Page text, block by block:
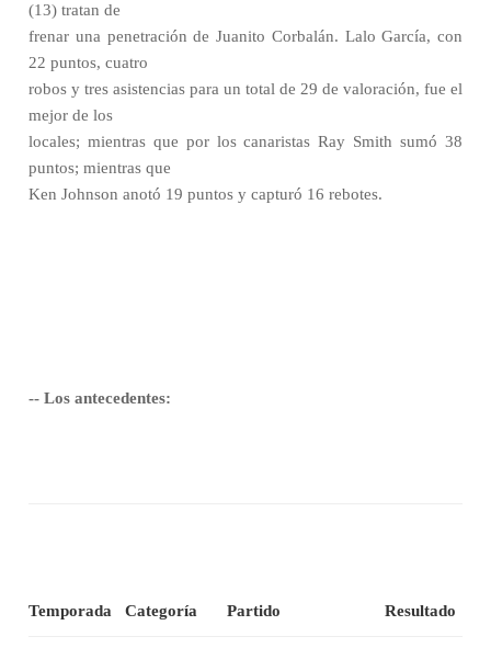
(13) tratan de
frenar una penetración de Juanito Corbalán. Lalo García, con
22 puntos, cuatro
robos y tres asistencias para un total de 29 de valoración, fue el
mejor de los
locales; mientras que por los canaristas Ray Smith sumó 38
puntos; mientras que
Ken Johnson anotó 19 puntos y capturó 16 rebotes.
-- Los antecedentes:
Temporada Categoría Partido Resultado